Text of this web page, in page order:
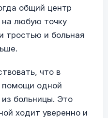
общий центр
любую точку
тростью и больная
что в
помощи одной
больницы. Это
ходит уверенно и